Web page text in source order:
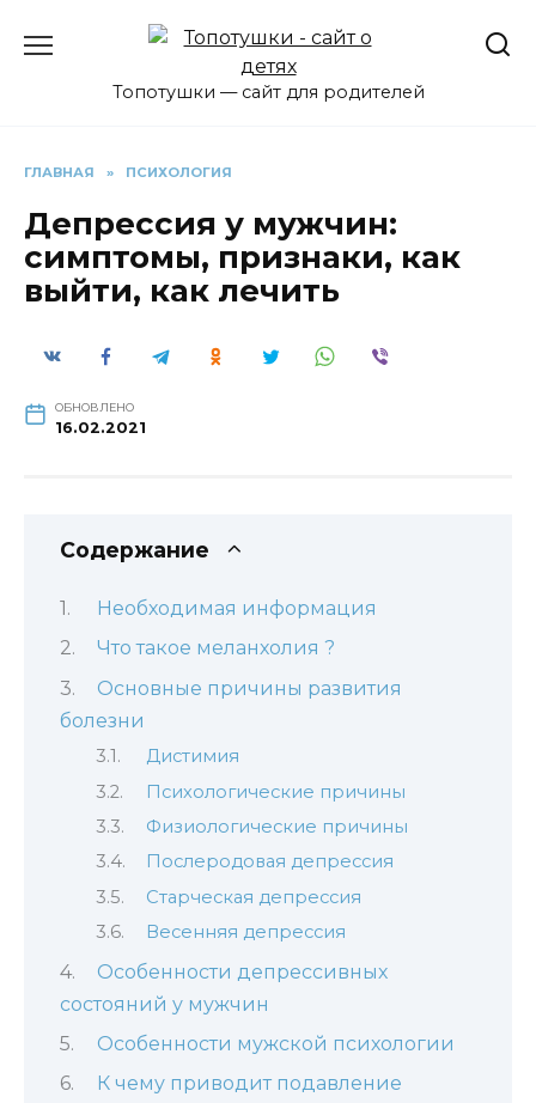
Топотушки — сайт для родителей
ГЛАВНАЯ » ПСИХОЛОГИЯ
Депрессия у мужчин:
симптомы, признаки, как
выйти, как лечить
ОБНОВЛЕНО
16.02.2021
Содержание
Необходимая информация
Что такое меланхолия ?
Основные причины развития
болезни
Дистимия
Психологические причины
Физиологические причины
Послеродовая депрессия
Старческая депрессия
Весенняя депрессия
Особенности депрессивных
состояний у мужчин
Особенности мужской психологии
К чему приводит подавление